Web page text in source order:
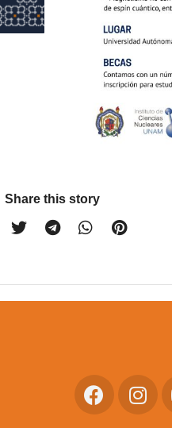
Share this story